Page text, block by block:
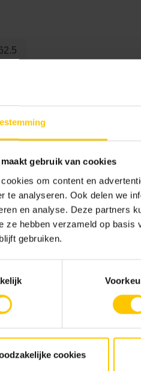
maakt gebruik van cookies
om content en
te analyseren. Ook delen we
en analyse. Deze partners
ze hebben verzameld op
gebruiken.
cookies